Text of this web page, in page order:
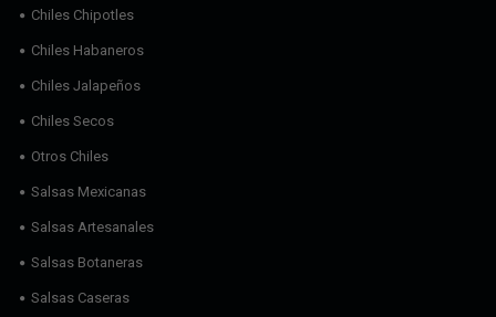
Chiles Chipotles
Chiles Habaneros
Chiles Jalapeños
Chiles Secos
Otros Chiles
Salsas Mexicanas
Salsas Artesanales
Salsas Botaneras
Salsas Caseras